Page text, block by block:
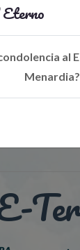
de
al
Menardia?